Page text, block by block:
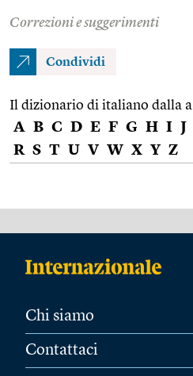
Correzioni e suggerimenti
Condividi
Il dizionario di italiano dalla
A B C D E F G H I J
R S T U V W X Y Z
Chi siamo
Contattaci